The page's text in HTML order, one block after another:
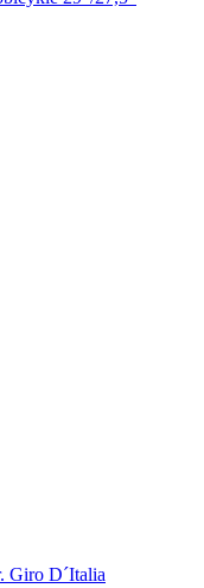
Giro D´Italia